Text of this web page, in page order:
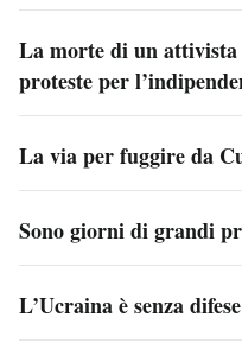
La morte di un
proteste per
La via per fuggire da
Sono giorni di grandi
L’Ucraina è senza